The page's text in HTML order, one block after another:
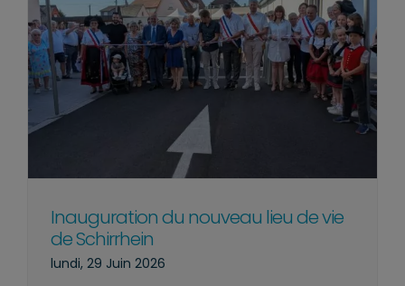
Inauguration du nouveau lieu de vie
de Schirrhein
lundi, 29 Juin 2026